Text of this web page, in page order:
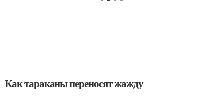
Как тараканы переносят жажду